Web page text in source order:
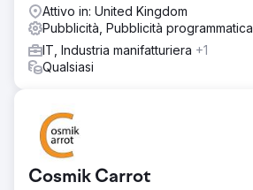
Attivo in: United Kingdom
Pubblicità, Pubblicità programmatica
IT, Industria manifatturiera +1
Qualsiasi
Cosmik Carrot